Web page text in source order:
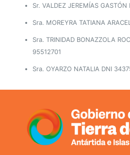
Sr. VALDEZ JEREMÍAS
Sra. MOREYRA TATIANA
Sra. TRINIDAD BONAZZOLA
95512701
Sra. OYARZO NATALIA DNI